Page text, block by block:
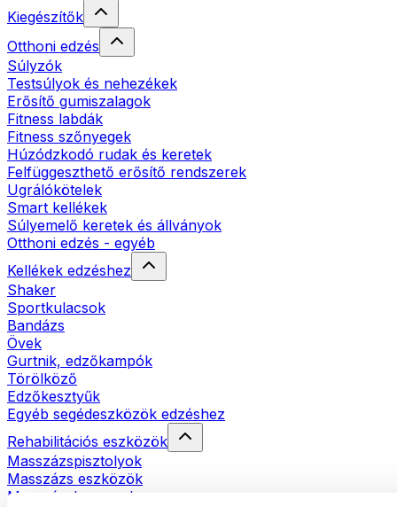
Kiegészítők
Otthoni edzés
Súlyzók
Testsúlyok és nehezékek
Erősítő gumiszalagok
Fitness labdák
Fitness szőnyegek
Húzódzkodó rudak és keretek
Felfüggeszthető erősítő rendszerek
Ugrálókötelek
Smart kellékek
Súlyemelő keretek és állványok
Otthoni edzés - egyéb
Kellékek edzéshez
Shaker
Sportkulacsok
Bandázs
Övek
Gurtnik, edzőkampók
Törölköző
Edzőkesztyűk
Egyéb segédeszközök edzéshez
Rehabilitációs eszközök
Masszázspisztolyok
Masszázs eszközök
Masszázshengerek